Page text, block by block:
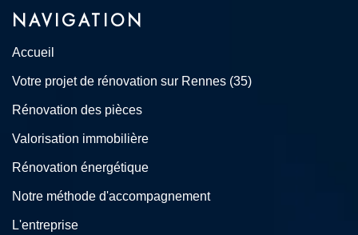
NAVIGATION
Accueil
Votre projet de rénovation sur Rennes (35)
Rénovation des pièces
Valorisation immobilière
Rénovation énergétique
Notre méthode d'accompagnement
L'entreprise